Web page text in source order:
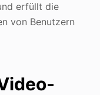
erfüllt die
von Benutzern